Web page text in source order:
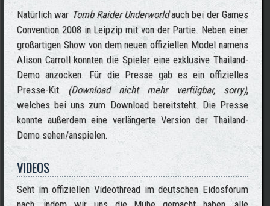
Natürlich war Tomb Raider Underworldauch bei der Games
Convention 2008 in Leipzip mit von der Partie. Neben einer
großartigen Show von dem neuen offiziellen Model namens
Alison Carroll konnten die Spieler eine exklusive Thailand-
Demo anzocken. Für die Presse gab es ein offizielles
Presse-Kit (Download nicht mehr verfügbar, sorry),
welches bei uns zum Download bereitsteht. Die Presse
konnte außerdem eine verlängerte Version der Thailand-
Demo sehen/anspielen.
VIDEOS
Seht im offiziellen Videothread im deutschen Eidosforum